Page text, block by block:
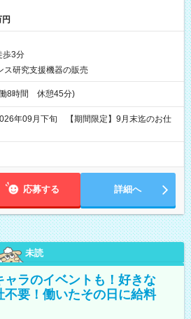
歩3分
ス研究支援機器の販売
8時間 休憩45分)
年09月下旬 【期間限定】9月末迄のお仕
応募する 詳細へ
未読
ャラのイベントも！好きな
要！働いたその日に給料